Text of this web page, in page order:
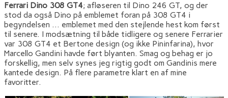
Ferrari Dino 308 GT4; afløseren til Dino 246 GT, og der
stod da også Dino på emblemet foran på 308 GT4 i
begyndelsen … emblemet med den stejlende hest kom først
til senere. I modsætning til både tidligere og senere Ferrarier
var 308 GT4 et Bertone design (og ikke Pininfarina), hvor
Marcello Gandini havde ført blyanten. Smag og behag er jo
forskellig, men selv synes jeg rigtig godt om Gandinis mere
kantede design. På flere parametre klart en af mine
favoritter.